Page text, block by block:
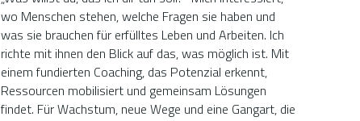
wo Menschen stehen, welche Fragen sie haben und
was sie brauchen für erfülltes Leben und Arbeiten. Ich
richte mit ihnen den Blick auf das, was möglich ist. Mit
einem fundierten Coaching, das Potenzial erkennt,
Ressourcen mobilisiert und gemeinsam Lösungen
findet. Für Wachstum, neue Wege und eine Gangart, die